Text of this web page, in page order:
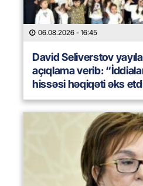
06.08.2026 - 16:45
David Seliverstov
açıqlama verib:
hissəsi həqiqəti əks